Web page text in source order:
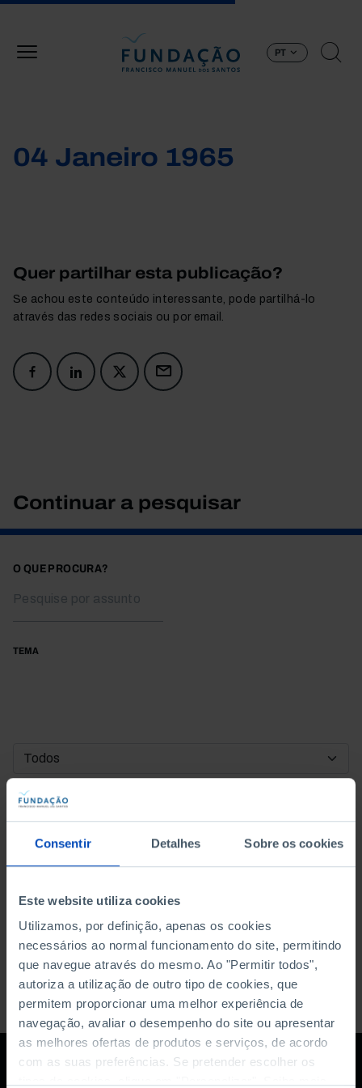
Consentir Detalhes Sobre os cookies
Este website utiliza cookies
Utilizamos, por definição, apenas os cookies
necessários ao normal funcionamento do site, permitindo
que navegue através do mesmo. Ao "Permitir todos",
autoriza a utilização de outro tipo de cookies, que
permitem proporcionar uma melhor experiência de
navegação, avaliar o desempenho do site ou apresentar
as melhores ofertas de produtos e serviços, de acordo
com as suas preferências. Se pretender escolher os
PT
04 Janeiro 1965
Quer partilhar esta publicação?
Se achou este conteúdo interessante, pode partilhá-lo
através das redes sociais ou por email.
Continuar a pesquisar
O QUE PROCURA?
TEMA
DATA DE INÍCIO
DATA DE FIM